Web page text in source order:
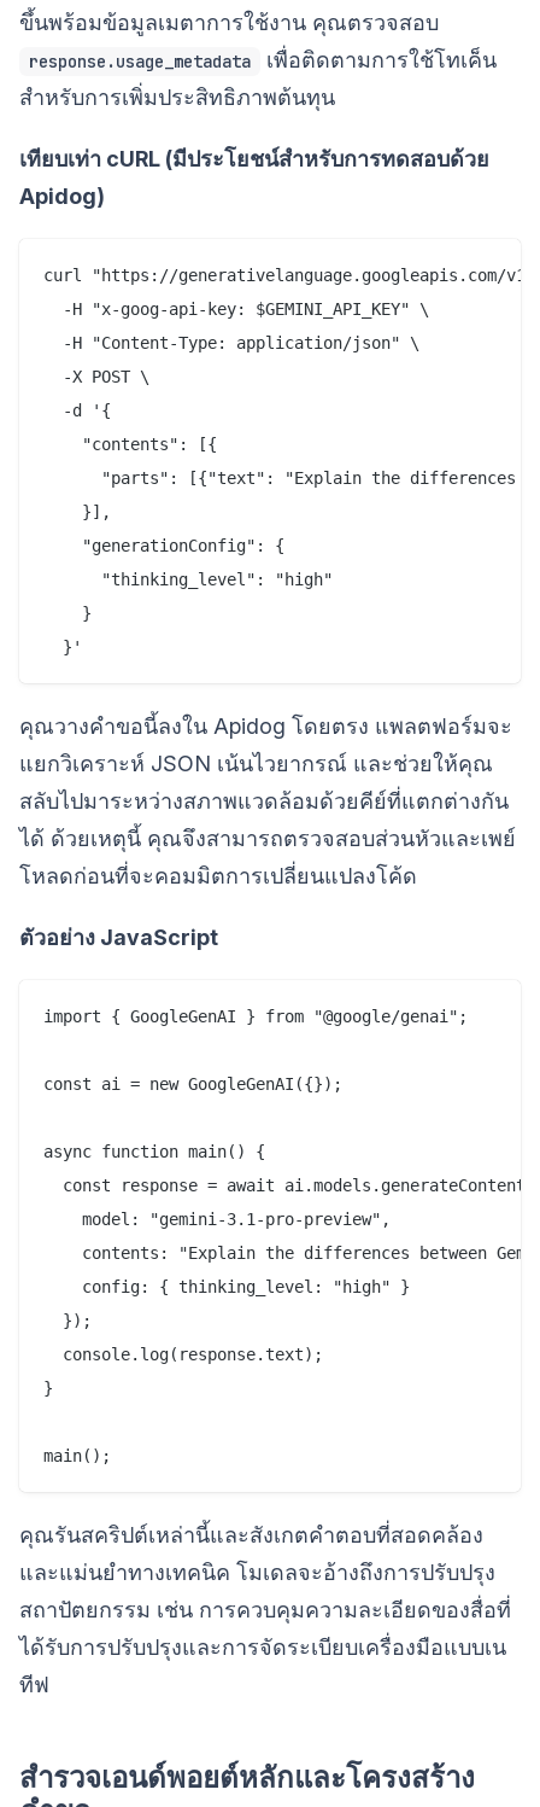
ขึ้นพร้อมข้อมูลเมตาการใช้งาน คุณตรวจสอบ
response.usage_metadata
เพื่อติดตามการใช้โทเค็น
สำหรับการเพิ่มประสิทธิภาพต้นทุน
เทียบเท่า cURL (มีประโยชน์สำหรับการทดสอบด้วย
Apidog)
curl "https://generativelanguage.googleapis.com/
  -H "x-goog-api-key: $GEMINI_API_KEY" \
  -H "Content-Type: application/json" \
  -X POST \
  -d '{
    "contents": [{
"parts": [{"text": "Explain the differences
    }],
    "generationConfig": {
      "thinking_level": "high"
    }
คุณวางคำขอนี้ลงใน Apidog โดยตรง แพลตฟอร์มจะ
แยกวิเคราะห์ JSON เน้นไวยากรณ์ และช่วยให้คุณ
สลับไปมาระหว่างสภาพแวดล้อมด้วยคีย์ที่แตกต่างกัน
ได้ ด้วยเหตุนี้ คุณจึงสามารถตรวจสอบส่วนหัวและเพย์
โหลดก่อนที่จะคอมมิตการเปลี่ยนแปลงโค้ด
ตัวอย่าง JavaScript
import { GoogleGenAI } from "@google/genai";
const ai = new GoogleGenAI({});
async function main() {
const response = await
    model: "gemini-3.1-pro-preview",
contents: "Explain the differences between
    config: { thinking_level: "high" }
  });
  console.log(response.text);
}
คุณรันสคริปต์เหล่านี้และสังเกตคำตอบที่สอดคล้อง
และแม่นยำทางเทคนิค โมเดลจะอ้างถึงการปรับปรุง
สถาปัตยกรรม เช่น การควบคุมความละเอียดของสื่อที่
ได้รับการปรับปรุงและการจัดระเบียบเครื่องมือแบบเน
ทีฟ
สำรวจเอนด์พอยต์หลักและโครงสร้าง